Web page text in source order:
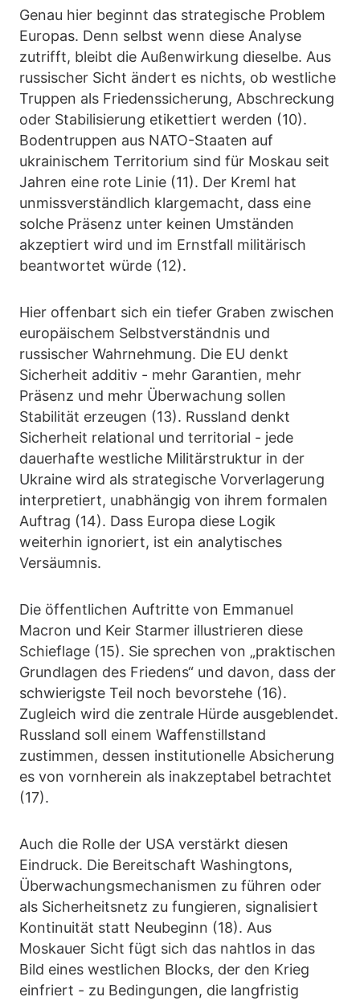
Genau hier beginnt das strategische Problem
Europas. Denn selbst wenn diese Analyse
zutrifft, bleibt die Außenwirkung dieselbe. Aus
russischer Sicht ändert es nichts, ob westliche
Truppen als Friedenssicherung, Abschreckung
oder Stabilisierung etikettiert werden (10).
Bodentruppen aus NATO-Staaten auf
ukrainischem Territorium sind für Moskau seit
Jahren eine rote Linie (11). Der Kreml hat
unmissverständlich klargemacht, dass eine
solche Präsenz unter keinen Umständen
akzeptiert wird und im Ernstfall militärisch
beantwortet würde (12).
Hier offenbart sich ein tiefer Graben zwischen
europäischem Selbstverständnis und
russischer Wahrnehmung. Die EU denkt
Sicherheit additiv - mehr Garantien, mehr
Präsenz und mehr Überwachung sollen
Stabilität erzeugen (13). Russland denkt
Sicherheit relational und territorial - jede
dauerhafte westliche Militärstruktur in der
Ukraine wird als strategische Vorverlagerung
interpretiert, unabhängig von ihrem formalen
Auftrag (14). Dass Europa diese Logik
weiterhin ignoriert, ist ein analytisches
Versäumnis.
Die öffentlichen Auftritte von Emmanuel
Macron und Keir Starmer illustrieren diese
Schieflage (15). Sie sprechen von „praktischen
Grundlagen des Friedens“ und davon, dass der
schwierigste Teil noch bevorstehe (16).
Zugleich wird die zentrale Hürde ausgeblendet.
Russland soll einem Waffenstillstand
zustimmen, dessen institutionelle Absicherung
es von vornherein als inakzeptabel betrachtet
(17).
Auch die Rolle der USA verstärkt diesen
Eindruck. Die Bereitschaft Washingtons,
Überwachungsmechanismen zu führen oder
als Sicherheitsnetz zu fungieren, signalisiert
Kontinuität statt Neubeginn (18). Aus
Moskauer Sicht fügt sich das nahtlos in das
Bild eines westlichen Blocks, der den Krieg
einfriert - zu Bedingungen, die langfristig